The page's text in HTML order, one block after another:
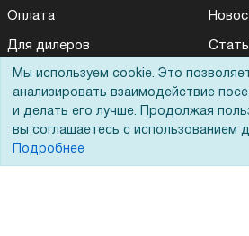
Оплата
Для дилеров
Лизинг
Кредитование
Госучреждениям
Тендеры
Мы используем cookie. Это
анализировать взаимодействие
и делать его лучше. Продолжая
вы соглашаетесь с использованием
Подробнее